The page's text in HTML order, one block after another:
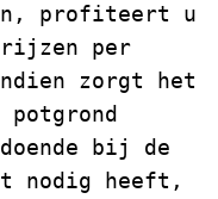
profiteert u
per
zorgt het
potgrond
bij de
nodig heeft,